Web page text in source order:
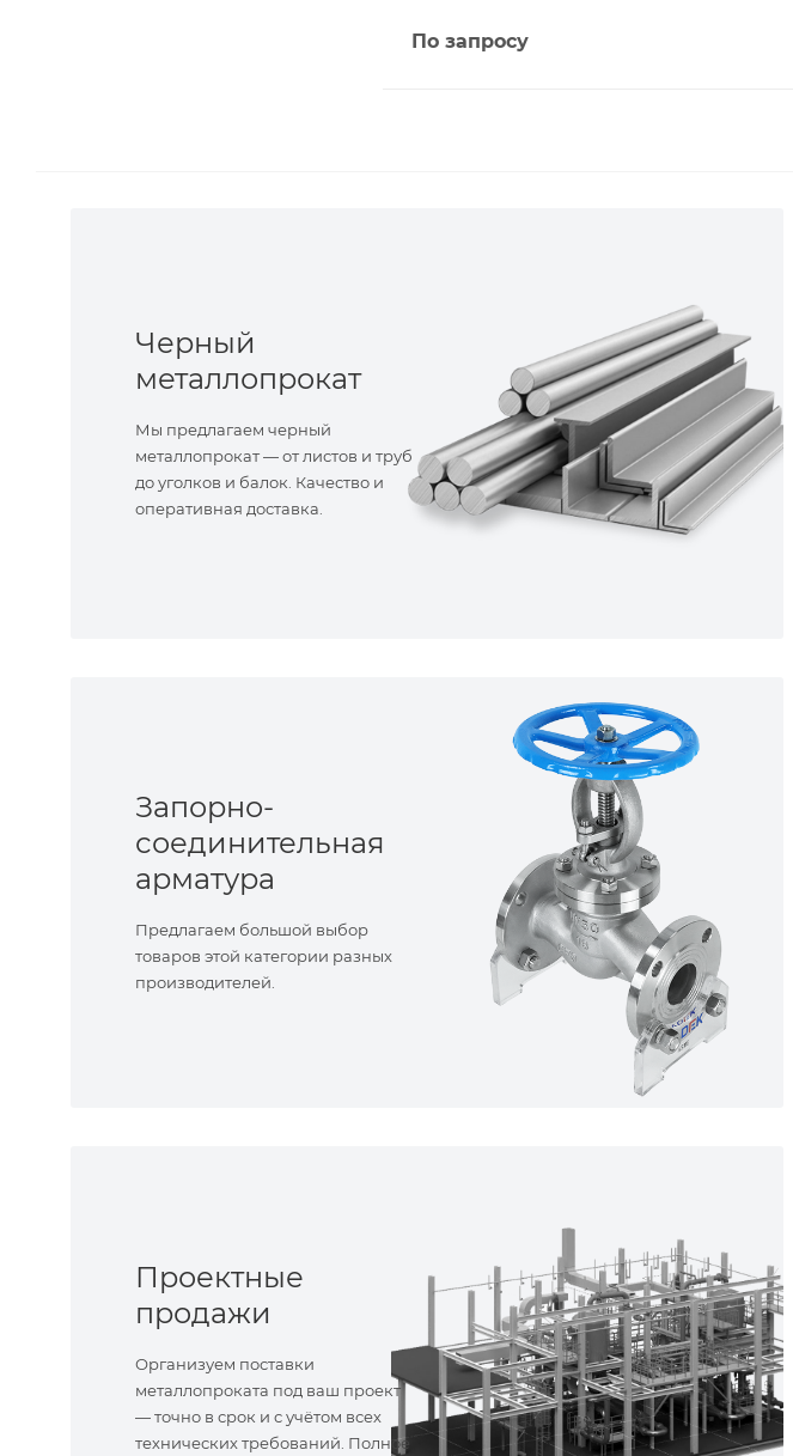
По запросу
Черный
металлопрокат
Мы предлагаем черный
металлопрокат — от листов и труб
до уголков и балок. Качество и
оперативная доставка.
Запорно-
соединительная
арматура
Предлагаем большой выбор
товаров этой категории разных
производителей.
Проектные
продажи
Организуем поставки
металлопроката под ваш проект
— точно в срок и с учётом всех
технических требований. Полное